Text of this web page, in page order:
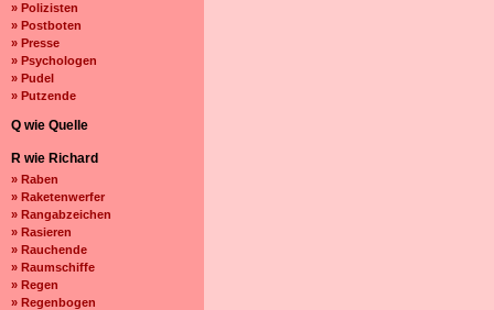
» Polizisten
» Postboten
» Presse
» Psychologen
» Pudel
» Putzende
Q wie Quelle
R wie Richard
» Raben
» Raketenwerfer
» Rangabzeichen
» Rasieren
» Rauchende
» Raumschiffe
» Regen
» Regenbogen